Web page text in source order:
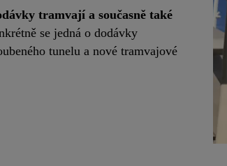
tramvají a současně také
se jedná o dodávky
tunelu a nové tramvajové